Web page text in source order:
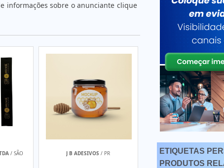
informações sobre o anunciante clique
/ SÃO
J B ADESIVOS / PR
ETIQUETAS
PRODUTOS